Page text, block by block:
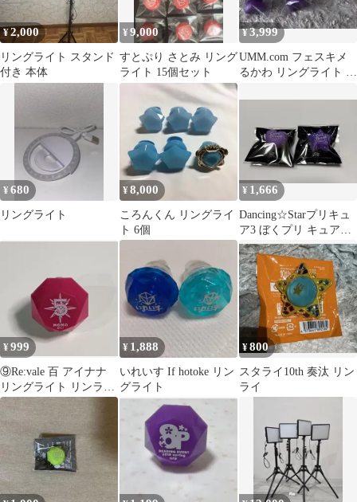
¥2,000
リングライト スタンド
付き 本体
¥9,000
すとぷり さとみ リング
ライト 15個セット
¥3,999
UMM.com フェスキメ
るかわ リングライト リ
¥680
リングライト
¥8,000
ころんくん リングライ
ト 6個
¥ 1,666
Dancing☆Starプリキュ
ア3 ぼくプリ キュアブ
レイク リングライト
¥999
⑨Re:vale 百 アイナナ
リングライト リンライ
アイドリッシュセブン
¥ 1,888
いれいす If hotoke リン
グライト
¥800
スタライ10th 奏汰 リン
ライ